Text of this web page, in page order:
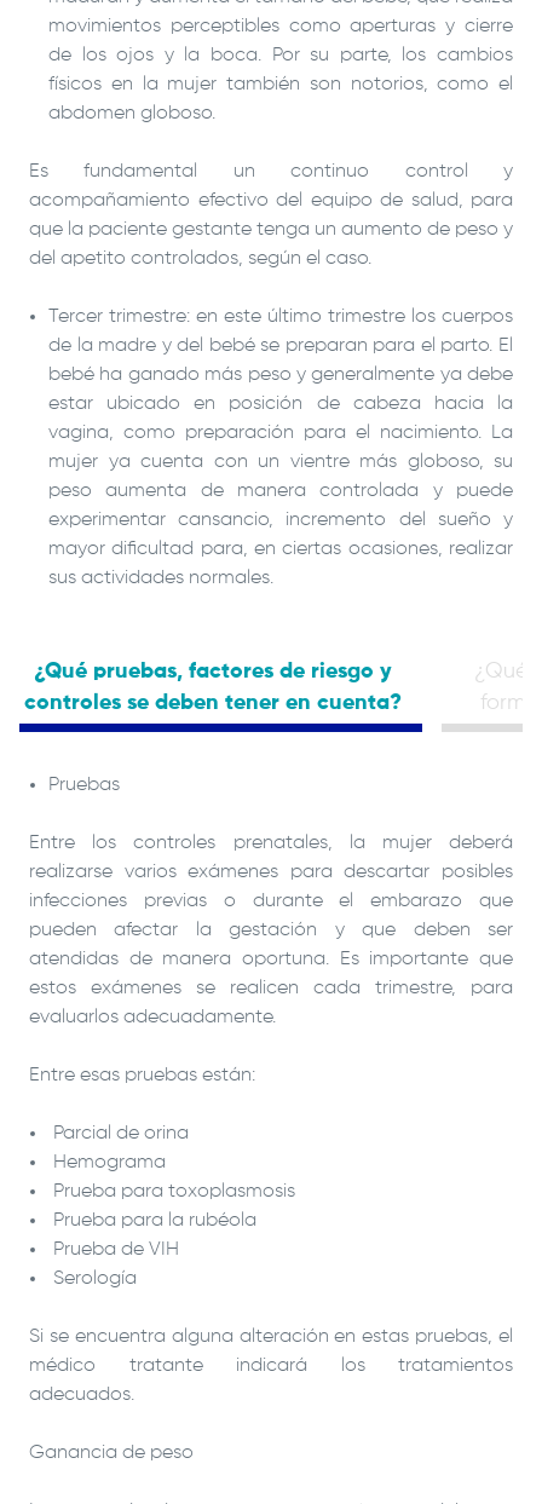
movimientos perceptibles como aperturas y cierre
de los ojos y la boca. Por su parte, los cambios
físicos en la mujer también son notorios, como el
abdomen globoso.
Es fundamental un continuo control y
acompañamiento efectivo del equipo de salud, para
que la paciente gestante tenga un aumento de peso y
del apetito controlados, según el caso.
Tercer trimestre: en este último trimestre los cuerpos
de la madre y del bebé se preparan para el parto. El
bebé ha ganado más peso y generalmente ya debe
estar ubicado en posición de cabeza hacia la
vagina, como preparación para el nacimiento. La
mujer ya cuenta con un vientre más globoso, su
peso aumenta de manera controlada y puede
experimentar cansancio, incremento del sueño y
mayor dificultad para, en ciertas ocasiones, realizar
sus actividades normales.
¿Qué pruebas, factores de riesgo y
controles se deben tener en cuenta?
¿Qué
Pruebas
Entre los controles prenatales, la mujer deberá
realizarse varios exámenes para descartar posibles
infecciones previas o durante el embarazo que
pueden afectar la gestación y que deben ser
atendidas de manera oportuna. Es importante que
estos exámenes se realicen cada trimestre, para
evaluarlos adecuadamente.
Entre esas pruebas están:
Parcial de orina
Hemograma
Prueba para toxoplasmosis
Prueba para la rubéola
Prueba de VIH
Serología
Si se encuentra alguna alteración en estas pruebas, el
médico tratante indicará los tratamientos
adecuados.
Ganancia de peso